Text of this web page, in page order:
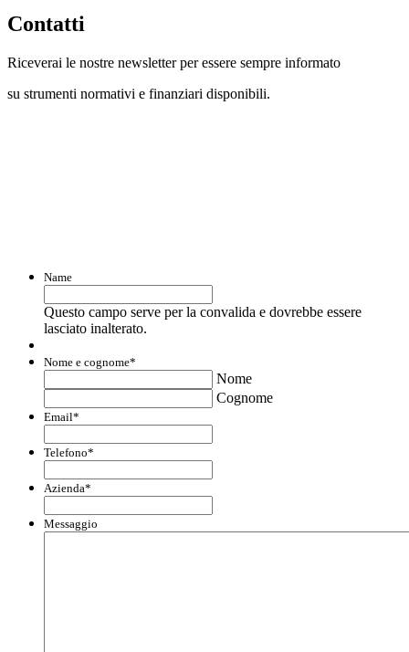
Contatti
Riceverai le nostre newsletter per essere sempre informato
su strumenti normativi e finanziari disponibili.
Name
Questo campo serve per la convalida e dovrebbe essere
lasciato inalterato.
Nome e cognome*
Nome
Cognome
Email*
Telefono*
Azienda*
Messaggio